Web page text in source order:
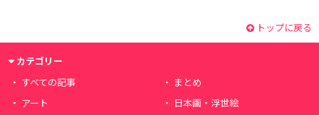
トップに戻る
カテゴリー
すべての記事
まとめ
アート
日本画・浮世絵